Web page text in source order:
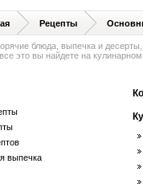
Рецепты
блюда, выпечка и
это вы найдете на
выпечка